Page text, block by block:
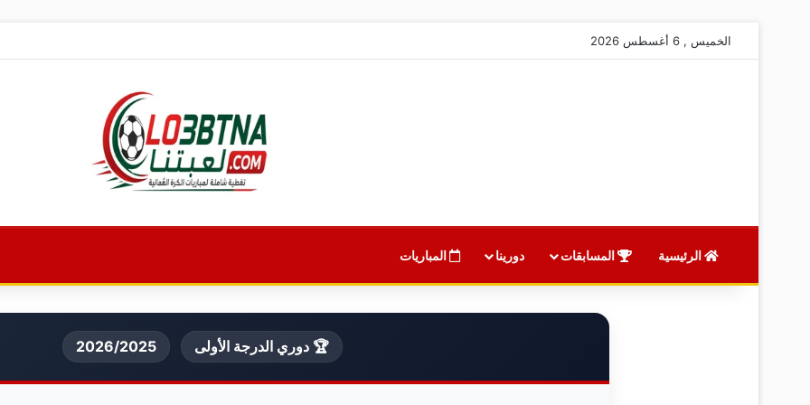
الخميس , 6 أغسطس 2026
الرئيسية المسابقات دورينا المباريات
🏆 دوري الدرجة الأولى 2026/2025